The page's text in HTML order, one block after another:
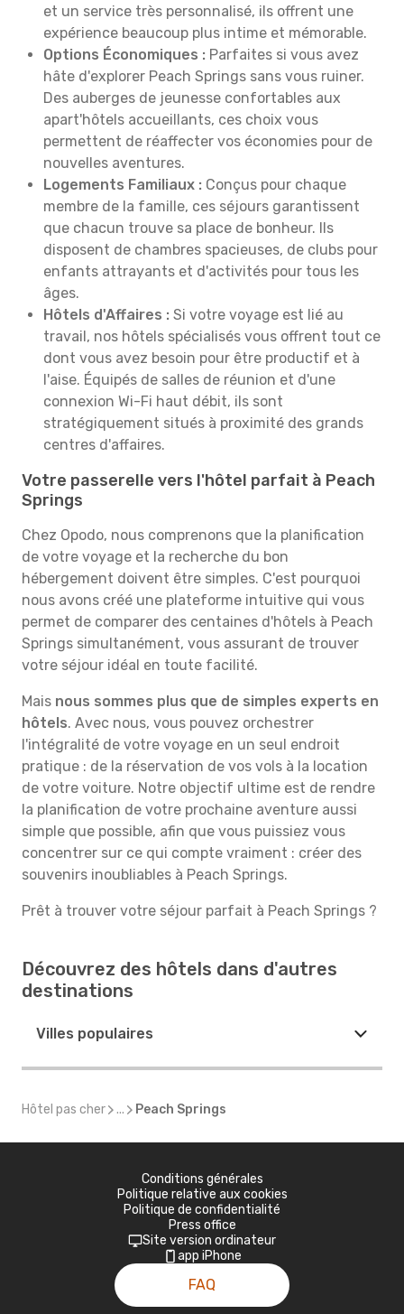
et un service très personnalisé, ils offrent une
expérience beaucoup plus intime et mémorable.
Options Économiques : Parfaites si vous avez
hâte d'explorer Peach Springs sans vous ruiner.
Des auberges de jeunesse confortables aux
apart'hôtels accueillants, ces choix vous
permettent de réaffecter vos économies pour de
nouvelles aventures.
Logements Familiaux : Conçus pour chaque
membre de la famille, ces séjours garantissent
que chacun trouve sa place de bonheur. Ils
disposent de chambres spacieuses, de clubs pour
enfants attrayants et d'activités pour tous les
âges.
Hôtels d'Affaires : Si votre voyage est lié au
travail, nos hôtels spécialisés vous offrent tout ce
dont vous avez besoin pour être productif et à
l'aise. Équipés de salles de réunion et d'une
connexion Wi-Fi haut débit, ils sont
stratégiquement situés à proximité des grands
centres d'affaires.
Votre passerelle vers l'hôtel parfait à Peach
Springs
Chez Opodo, nous comprenons que la planification
de votre voyage et la recherche du bon
hébergement doivent être simples. C'est pourquoi
nous avons créé une plateforme intuitive qui vous
permet de comparer des centaines d'hôtels à Peach
Springs simultanément, vous assurant de trouver
votre séjour idéal en toute facilité.
Mais nous sommes plus que de simples experts en
hôtels. Avec nous, vous pouvez orchestrer
l'intégralité de votre voyage en un seul endroit
pratique : de la réservation de vos vols à la location
de votre voiture. Notre objectif ultime est de rendre
la planification de votre prochaine aventure aussi
simple que possible, afin que vous puissiez vous
concentrer sur ce qui compte vraiment : créer des
souvenirs inoubliables à Peach Springs.
Prêt à trouver votre séjour parfait à Peach Springs ?
Découvrez des hôtels dans d'autres
destinations
Villes populaires
Hôtel pas cher ... Peach Springs
Conditions générales
Politique relative aux cookies
Politique de confidentialité
Press office
Site version ordinateur
app iPhone
FAQ